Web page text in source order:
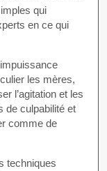
qui
en ce qui
les mères,
l’agitation et les
de culpabilité et
comme de
techniques